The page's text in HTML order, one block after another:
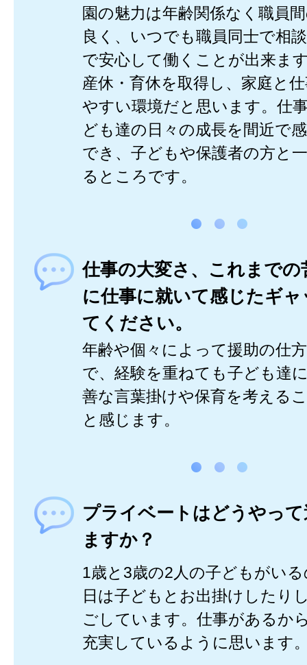
園の魅力は年齢関係なく職員
良く、いつでも職員同士で相
で安心して働くことが出来ま
産休・育休を取得し、家庭と
やすい環境だと思います。仕
ども達の日々の成長を間近で
でき、子どもや保護者の方と
るところです。
仕事の大変さ、これまでの
に仕事に就いて感じたギ
てください。
年齢や個々によって援助の仕
で、経験を重ねても子ども達
善な言葉掛けや保育を考える
と感じます。
プライベートはどうやっ
ますか？
1歳と3歳の2人の子どもがい
日は子どもとお出掛けしたり
ごしています。仕事があるか
充実しているように思います